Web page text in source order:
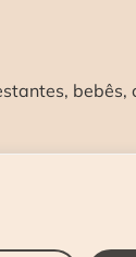
bebês,
SE E